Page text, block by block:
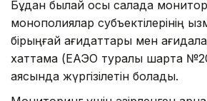
Бұдан былай осы салада
монополиялар субъектілерінің
бірыңғай қағидаттары мен
хаттама (ЕАЭО туралы шартқа
аясында жүргізілетін болады.